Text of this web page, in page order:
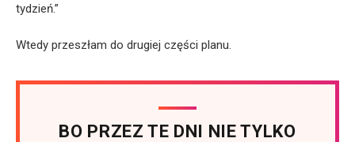
tydzień.”
Wtedy przeszłam do drugiej części planu.
BO PRZEZ TE DNI NIE TYLKO